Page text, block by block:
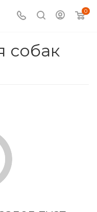
0
собак